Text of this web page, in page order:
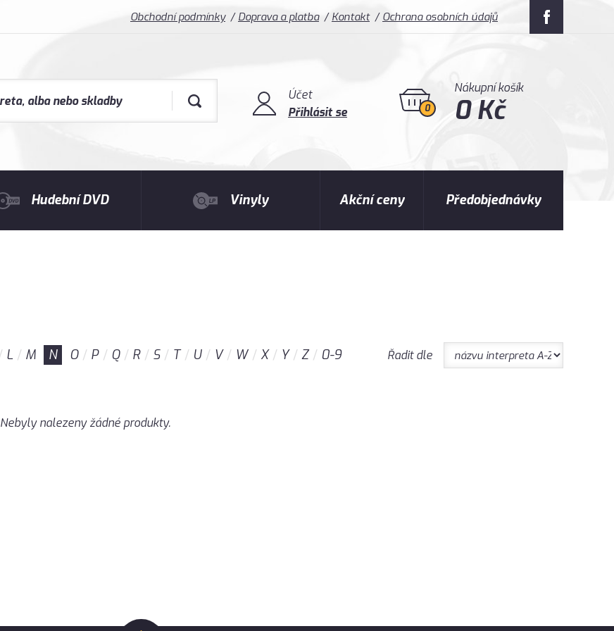
Obchodní podmínky Doprava a platba Kontakt Ochrana osobních údajů
Účet
Přihlásit se
0
Nákupní košík
0 Kč
Hudební DVD Vinyly Akční ceny Předobjednávky
L M N O P Q R S T U V W X Y Z 0-9 Řadit dle
Nebyly nalezeny žádné produkty.